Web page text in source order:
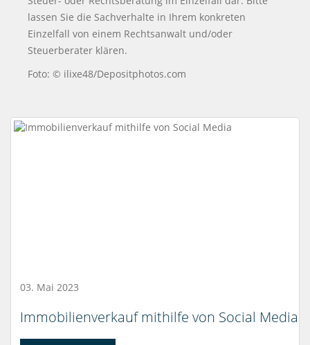
lassen Sie die Sachverhalte in Ihrem konkreten
Einzelfall von einem Rechtsanwalt und/oder
Steuerberater klären.
Foto: © ilixe48/Depositphotos.com
03. Mai 2023
Immobilienverkauf mithilfe von Social Media